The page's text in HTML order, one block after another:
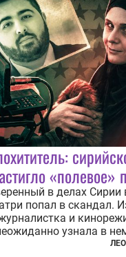
«полевое»
в делах
попал в скандал.
и
узнала в
ее в сирийском